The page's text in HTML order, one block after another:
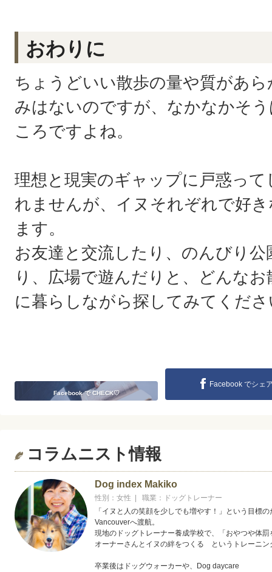
おわりに
ちょうどいい散歩の量や質があ
みはないのですが、なかなかそ
ころですよね。
理想と現実のギャップに戸惑っ
れませんが、イヌそれぞれで好
ます。
お友達と交流したり、のんびり
り、広場で遊んだりと、どんな
に暮らしながら探してみてくだ
Facebook で CHECK♡
Facebook でシェ
コラムニスト情報
Dog index Makiko
性別：女性 | 職業：ドッグトレーナー
「イヌと人の笑顔を少しでも増やす！」という目標の
Vancouverへ渡航。
現地のドッグトレーナー養成学校で、「おやつや体罰
オーナーさんとイヌの絆をつくる というトレーニン
卒業後はドッグウォーカーや、Dog daycare